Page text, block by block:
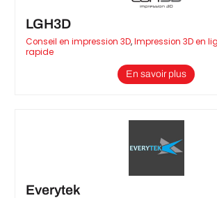
LGH3D
Conseil en impression 3D,Impression 3D en
rapide
En savoir plus
Everytek